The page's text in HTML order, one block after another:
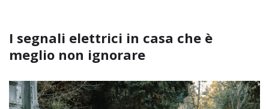
I segnali elettrici in casa che è
meglio non ignorare